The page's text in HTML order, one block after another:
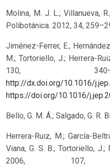
Molina, M. J. L.; Villanueva,
Polibotánica. 2012, 34,
Jiménez-Ferrer, E.;
M.; Tortoriello, J.; Herrera-
130,
http://dx.doi.org/10.1016/
https://doi.org/10.1016/
Bello, G. M. Á.; Salgado, G.
Herrera-Ruiz, M.; García-
Viana, G. S. B.; Tortoriello, J.;
2006, 107,